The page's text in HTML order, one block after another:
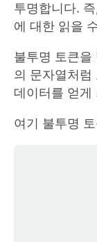
투명합니다.
에 대한 읽을
불투명 토큰을
의 문자열처럼
데이터를 얻게
여기 불투명